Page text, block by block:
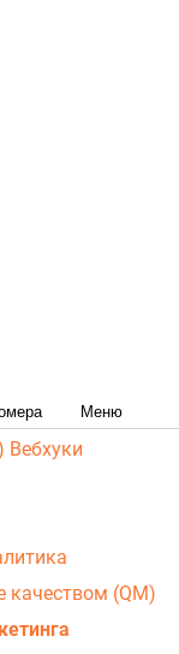
Меню
обзвон
колл-центра
Вебхуки
качеством (QM)